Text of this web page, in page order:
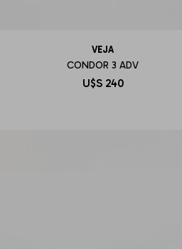
VEJA
CONDOR 3 ADV
U$S 240